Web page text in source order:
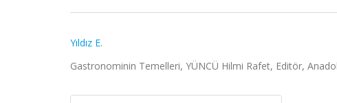
Yıldız E.
Gastronominin Temelleri, YÜNCÜ Hilmi Rafet, Editör,